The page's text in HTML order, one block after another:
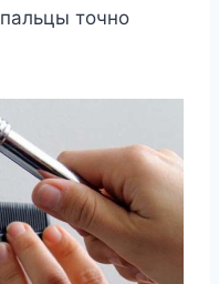
точно